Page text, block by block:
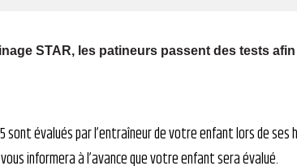
STAR, les patineurs passent des tests
sont évalués par l’entraîneur de votre enfant lors de
informera à l’avance que votre enfant sera évalué.